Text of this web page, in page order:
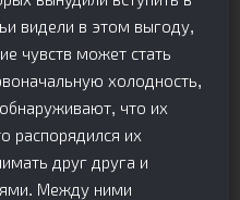
видели в этом выгоду,
чувств может стать
холодность,
что их
распорядился их
друг друга и
Между ними